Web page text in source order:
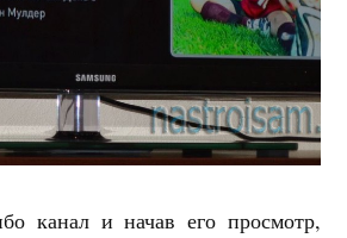
канал и начав его просмотр,